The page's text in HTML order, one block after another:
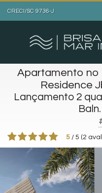
CRECI/SC 9736-J
Apartamento no
Residence
Lançamento 2
5 / 5 (2